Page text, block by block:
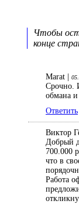
Чтобы
конце
Marat |
Срочно.
обмана
Ответить
Виктор
Добрый
700.000
что в
Работа